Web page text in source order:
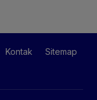
Kontak
Sitemap